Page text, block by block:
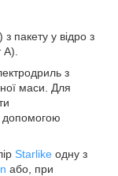
пакету у відро з
з
маси. Для
допомогою
Starlike одну з
або, при